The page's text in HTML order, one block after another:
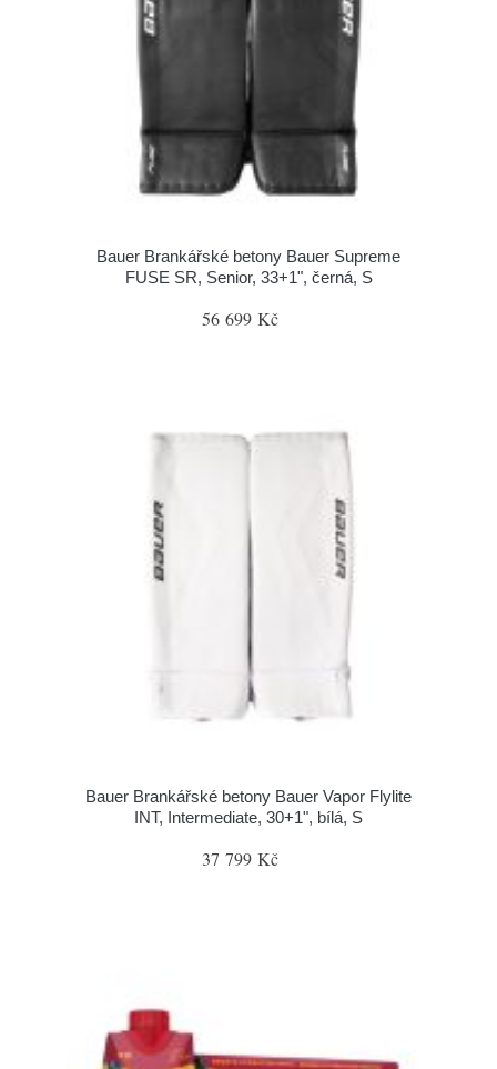
Bauer Brankářské betony Bauer Supreme
FUSE SR, Senior, 33+1", černá, S
56 699 Kč
Bauer Brankářské betony Bauer Vapor Flylite
INT, Intermediate, 30+1", bílá, S
37 799 Kč